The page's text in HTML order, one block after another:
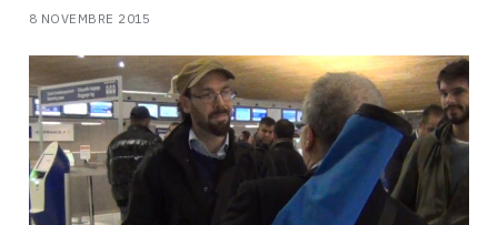
8 NOVEMBRE 2015